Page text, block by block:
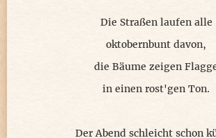
Die Straßen laufen alle
oktobernbunt davon,
die Bäume zeigen
in einen rost'gen Ton.
Der Abend schleicht schon